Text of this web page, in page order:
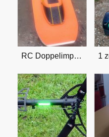
RC Doppelimpeller Boot